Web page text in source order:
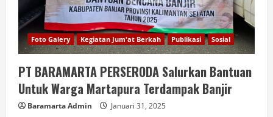
Foto Galery Kegiatan Jum'at Berkah Publikasi Sosial
PT BARAMARTA PERSERODA Salurkan Bantuan
Untuk Warga Martapura Terdampak Banjir
Baramarta Admin Januari 31, 2025